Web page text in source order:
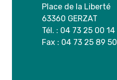
Place de la Liberté
63360 GERZAT
Tél. : 04 73 25 00 14
Fax : 04 73 25 89 50